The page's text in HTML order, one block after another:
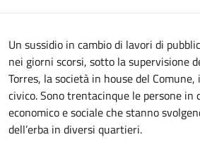
Un sussidio in cambio di lavori di
nei giorni scorsi, sotto la supervisione
Torres, la società in house del
civico. Sono trentacinque le persone in
economico e sociale che stanno
dell’erba in diversi quartieri.